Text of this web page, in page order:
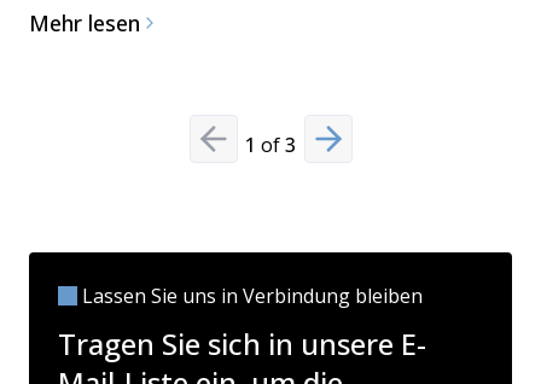
Mehr lesen
Previous slide
1 of3 Next slide
Lassen Sie uns in Verbindung bleiben
Tragen Sie sich in unsere E-